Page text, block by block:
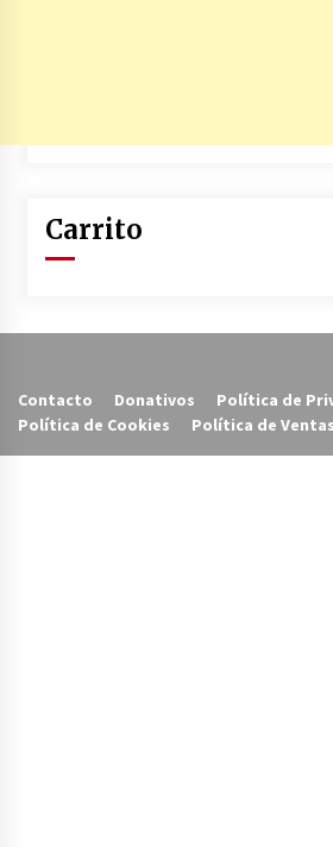
Carrito
Contacto Donativos
Política de
Política de Cookies
Política de